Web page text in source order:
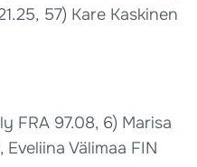
57) Kare Kaskinen
FRA 97.08, 6) Marisa
Välimaa FIN